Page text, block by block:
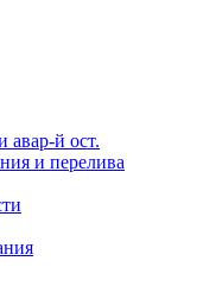
й ост.
и перелива